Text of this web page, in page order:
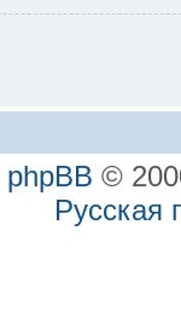
phpBB ©
Русская